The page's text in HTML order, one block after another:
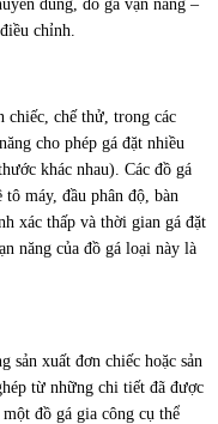
dùng, đồ gá vạn năng –
chỉnh.
chiếc, chế thử, trong các
cho phép gá đặt nhiều
khác nhau). Các đồ gá
tô máy, đầu phân độ, bàn
xác thấp và thời gian gá đặt
năng của đồ gá loại này là
sản xuất đơn chiếc hoặc sản
từ những chi tiết đã được
đồ gá gia công cụ thể